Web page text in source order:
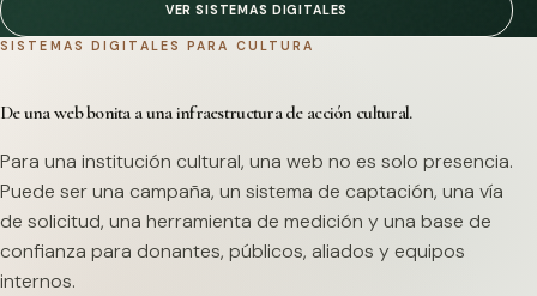
VER SISTEMAS DIGITALES
SISTEMAS DIGITALES PARA CULTURA
De una web bonita a una infraestructura de acción cultural.
Para una institución cultural, una web no es solo presencia.
Puede ser una campaña, un sistema de captación, una vía
de solicitud, una herramienta de medición y una base de
confianza para donantes, públicos, aliados y equipos
internos.